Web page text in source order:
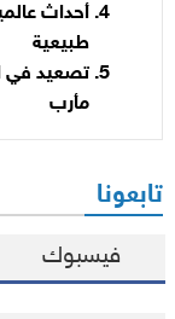
أحداث
طبيعية
تصعيد في
مأرب
تابعونا
فيسبوك